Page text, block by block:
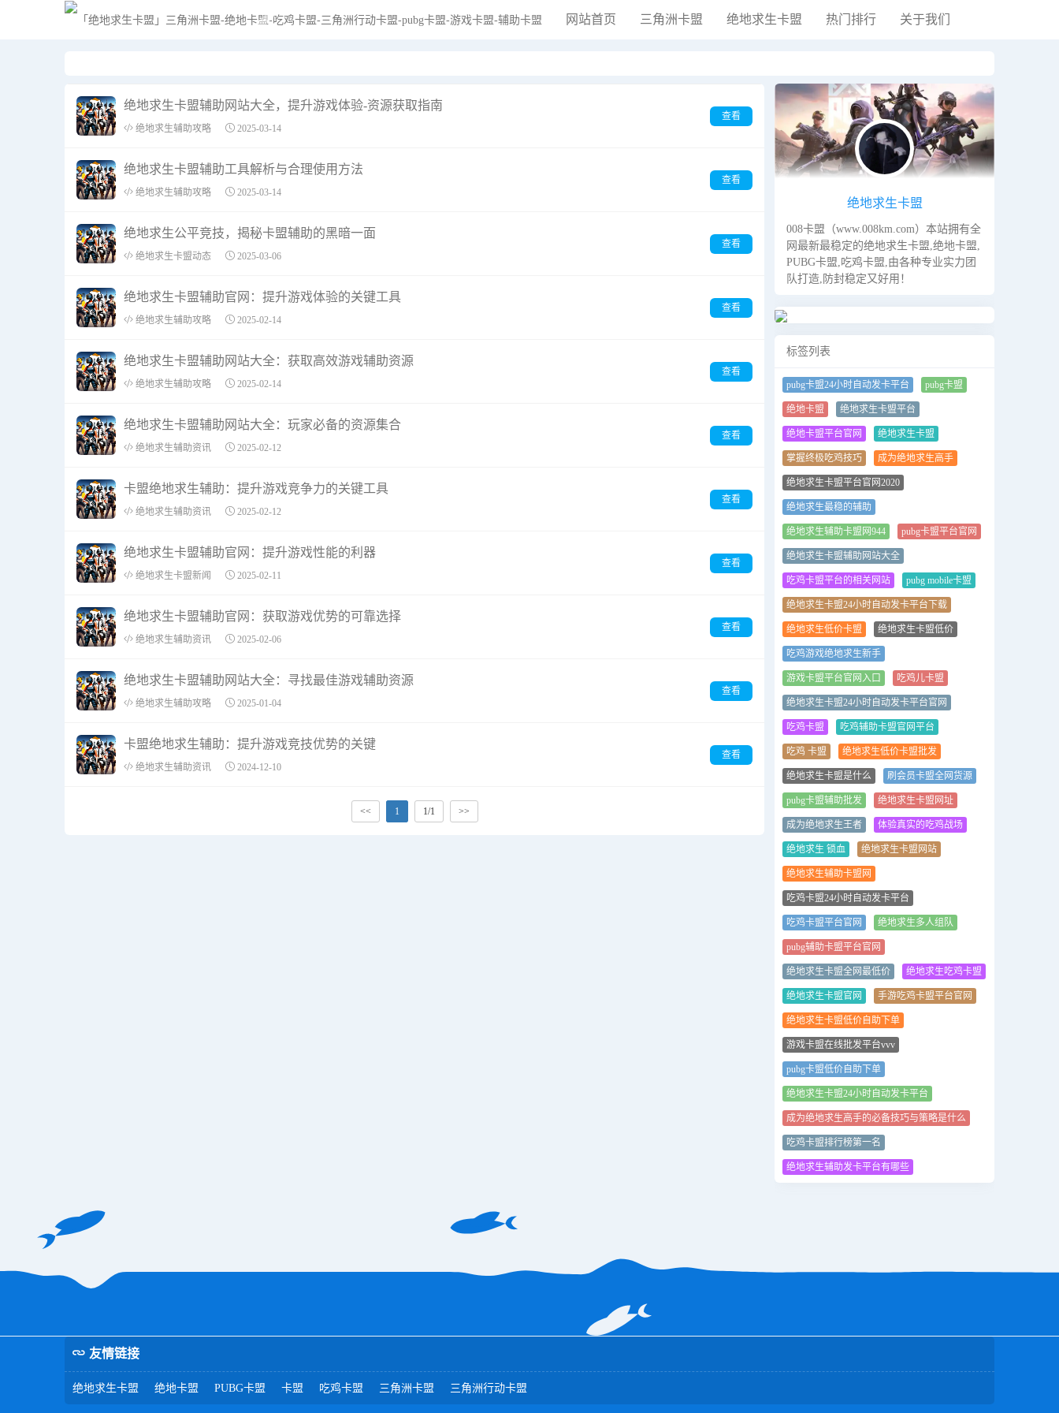
网站首页 三角洲卡盟 绝地求生卡盟 热门排行 关于我们
绝地求生卡盟辅助网站大全，提升游戏体验-资源获取指南
绝地求生辅助攻略 2025-03-14
查看
绝地求生卡盟辅助工具解析与合理使用方法
绝地求生辅助攻略 2025-03-14
查看
绝地求生公平竞技，揭秘卡盟辅助的黑暗一面
绝地求生卡盟动态 2025-03-06
查看
绝地求生卡盟辅助官网：提升游戏体验的关键工具
绝地求生辅助攻略 2025-02-14
查看
绝地求生卡盟辅助网站大全：获取高效游戏辅助资源
绝地求生辅助攻略 2025-02-14
查看
绝地求生卡盟辅助网站大全：玩家必备的资源集合
绝地求生辅助资讯 2025-02-12
查看
卡盟绝地求生辅助：提升游戏竞争力的关键工具
绝地求生辅助资讯 2025-02-12
查看
绝地求生卡盟辅助官网：提升游戏性能的利器
绝地求生卡盟新闻 2025-02-11
查看
绝地求生卡盟辅助官网：获取游戏优势的可靠选择
绝地求生辅助资讯 2025-02-06
查看
绝地求生卡盟辅助网站大全：寻找最佳游戏辅助资源
绝地求生辅助攻略 2025-01-04
查看
卡盟绝地求生辅助：提升游戏竞技优势的关键
绝地求生辅助资讯 2024-12-10
查看
<< 1 1/1 >>
绝地求生卡盟
008卡盟（www.008km.com）本站拥有全
网最新最稳定的绝地求生卡盟,绝地卡盟,
PUBG卡盟,吃鸡卡盟,由各种专业实力团
队打造,防封稳定又好用！
标签列表
pubg卡盟24小时自动发卡平台 pubg卡盟
绝地卡盟 绝地求生卡盟平台
绝地卡盟平台官网 绝地求生卡盟
掌握终极吃鸡技巧 成为绝地求生高手
绝地求生卡盟平台官网2020
绝地求生最稳的辅助
绝地求生辅助卡盟网944 pubg卡盟平台官网
绝地求生卡盟辅助网站大全
吃鸡卡盟平台的相关网站 pubg mobile卡盟
绝地求生卡盟24小时自动发卡平台下载
绝地求生低价卡盟 绝地求生卡盟低价
吃鸡游戏绝地求生新手
游戏卡盟平台官网入口 吃鸡儿卡盟
绝地求生卡盟24小时自动发卡平台官网
吃鸡卡盟 吃鸡辅助卡盟官网平台
吃鸡 卡盟 绝地求生低价卡盟批发
绝地求生卡盟是什么 刷会员卡盟全网货源
pubg卡盟辅助批发 绝地求生卡盟网址
成为绝地求生王者 体验真实的吃鸡战场
绝地求生 锁血 绝地求生卡盟网站
绝地求生辅助卡盟网
吃鸡卡盟24小时自动发卡平台
吃鸡卡盟平台官网 绝地求生多人组队
pubg辅助卡盟平台官网
绝地求生卡盟全网最低价 绝地求生吃鸡卡盟
绝地求生卡盟官网 手游吃鸡卡盟平台官网
绝地求生卡盟低价自助下单
游戏卡盟在线批发平台vvv
pubg卡盟低价自助下单
绝地求生卡盟24小时自动发卡平台
成为绝地求生高手的必备技巧与策略是什么
吃鸡卡盟排行榜第一名
绝地求生辅助发卡平台有哪些
友情链接
绝地求生卡盟 绝地卡盟 PUBG卡盟 卡盟 吃鸡卡盟 三角洲卡盟 三角洲行动卡盟